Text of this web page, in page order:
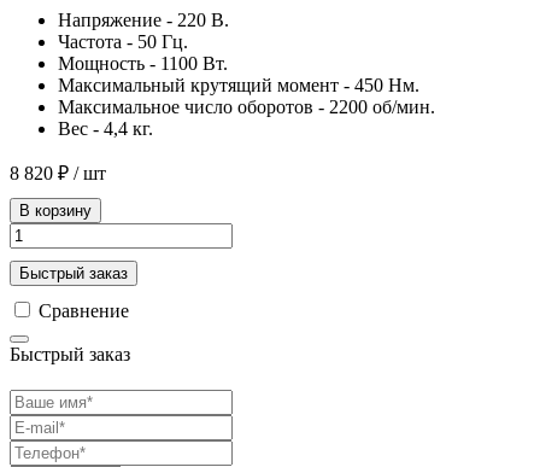
Напряжение - 220 В.
Частота - 50 Гц.
Мощность - 1100 Вт.
Максимальный крутящий момент - 450 Нм.
Максимальное число оборотов - 2200 об/мин.
Вес - 4,4 кг.
8 820 ₽ / шт
В корзину
Быстрый заказ
Сравнение
Быстрый заказ